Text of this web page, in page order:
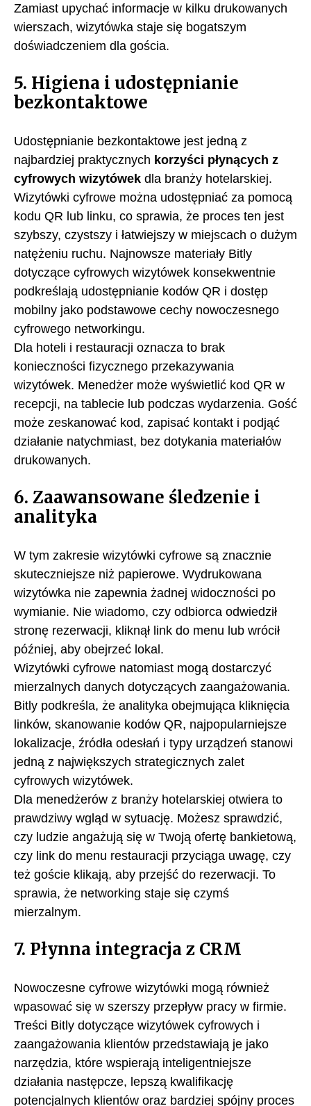
Zamiast upychać informacje w kilku drukowanych
wierszach, wizytówka staje się bogatszym
doświadczeniem dla gościa.
5. Higiena i udostępnianie
bezkontaktowe
Udostępnianie bezkontaktowe jest jedną z
najbardziej praktycznych korzyści płynących z
cyfrowych wizytówek dla branży hotelarskiej.
Wizytówki cyfrowe można udostępniać za pomocą
kodu QR lub linku, co sprawia, że proces ten jest
szybszy, czystszy i łatwiejszy w miejscach o dużym
natężeniu ruchu. Najnowsze materiały Bitly
dotyczące cyfrowych wizytówek konsekwentnie
podkreślają udostępnianie kodów QR i dostęp
mobilny jako podstawowe cechy nowoczesnego
cyfrowego networkingu.
Dla hoteli i restauracji oznacza to brak
konieczności fizycznego przekazywania
wizytówek. Menedżer może wyświetlić kod QR w
recepcji, na tablecie lub podczas wydarzenia. Gość
może zeskanować kod, zapisać kontakt i podjąć
działanie natychmiast, bez dotykania materiałów
drukowanych.
6. Zaawansowane śledzenie i
analityka
W tym zakresie wizytówki cyfrowe są znacznie
skuteczniejsze niż papierowe. Wydrukowana
wizytówka nie zapewnia żadnej widoczności po
wymianie. Nie wiadomo, czy odbiorca odwiedził
stronę rezerwacji, kliknął link do menu lub wrócił
później, aby obejrzeć lokal.
Wizytówki cyfrowe natomiast mogą dostarczyć
mierzalnych danych dotyczących zaangażowania.
Bitly podkreśla, że analityka obejmująca kliknięcia
linków, skanowanie kodów QR, najpopularniejsze
lokalizacje, źródła odesłań i typy urządzeń stanowi
jedną z największych strategicznych zalet
cyfrowych wizytówek.
Dla menedżerów z branży hotelarskiej otwiera to
prawdziwy wgląd w sytuację. Możesz sprawdzić,
czy ludzie angażują się w Twoją ofertę bankietową,
czy link do menu restauracji przyciąga uwagę, czy
też goście klikają, aby przejść do rezerwacji. To
sprawia, że networking staje się czymś
mierzalnym.
7. Płynna integracja z CRM
Nowoczesne cyfrowe wizytówki mogą również
wpasować się w szerszy przepływ pracy w firmie.
Treści Bitly dotyczące wizytówek cyfrowych i
zaangażowania klientów przedstawiają je jako
narzędzia, które wspierają inteligentniejsze
działania następcze, lepszą kwalifikację
potencjalnych klientów oraz bardziej spójny proces